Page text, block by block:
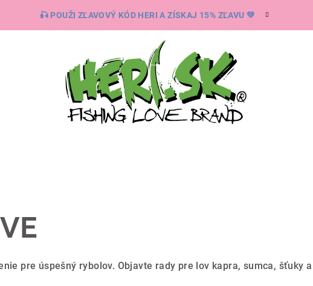
🎣 POUŽI ZĽAVOVÝ KÓD HERI A ZÍSKAJ 15% ZĽAVU 💚
pre úspešný rybolov. Objavte rady pre lov kapra, sumca, šťuky